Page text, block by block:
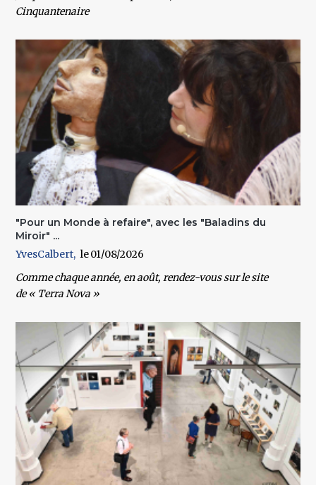
Cinquantenaire
"Pour un Monde à refaire", avec les "Baladins du
Miroir" ...
YvesCalbert
01/08/2026
Comme chaque année, en août, rendez-vous sur le site
de« Terra Nova »